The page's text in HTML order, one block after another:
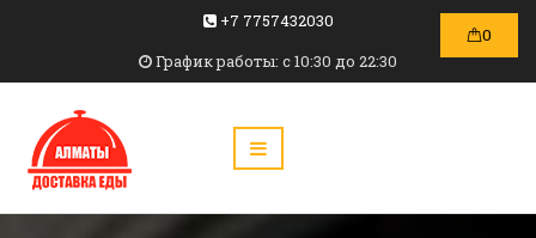
+7 7757432030
График работы: c 10:30 до 22:30
0